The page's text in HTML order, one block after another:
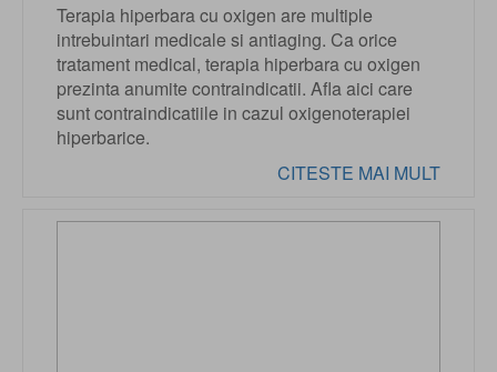
Terapia hiperbara cu oxigen are multiple
intrebuintari medicale si antiaging. Ca orice
tratament medical, terapia hiperbara cu oxigen
prezinta anumite contraindicatii. Afla aici care
sunt contraindicatiile in cazul oxigenoterapiei
hiperbarice.
CITESTE MAI MULT